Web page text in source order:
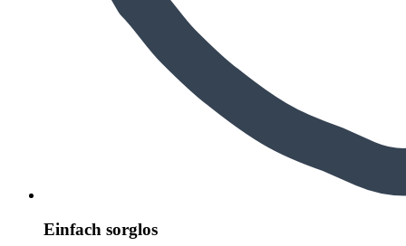
Einfach sorglos